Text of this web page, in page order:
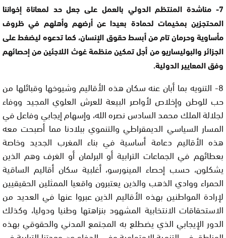
7- مناشدة المنتظم الدولي بالعمل على جعل حد لمعاناة إخواننا
المحتجزين بمخيمات لحمادة بعيدا عن أرضهم وأهلهم في ظروف
مأساوية وحرمان تام من أبسط حقوق الإنسان، كما تدعوه ليضغط على
الجزائر والبوليساريو من أجل تمكين منظمة غوث اللاجئين من إحصائهم
وفق المعايير الدولية.
8- التنويه بما أبان عنه سكان هذه الأقاليم وشيوخها وقبائلها من
حب للوطن وإخلاص لأواصر البيعة للعرش العلوي المجيد ووفاء
لجلالة الملك محمد السادس نصره الله، وإسهام إيجابي وفاعل في
المسار السياسي الديمقراطي والتنموي ببلادنا مما أصبحت معه
هذه الأقاليم دعامة أساسية في بناء المغرب الجديد وخاصة
بعطائهم في الجماعات الترابية أو البرلمان أو الغرف وهم الذين
يشكلون، حسب إحصاء المينورسو، أغلبية سكان أقاليم الساقية
الحمراء ووادي الذهب والذين يعتبرون واقعيا الممثلين الحقيقيين
لإرادة المواطنين بهذه الأقاليم الذين عبروا عنها في العديد من
الاستحقاقات الانتخابية المشهود بنزاهتها وطنيا ودوليا، وكذلك
الدور الإيجابي الذي يضطلع به المجتمع المدني والحقوقي بهذه